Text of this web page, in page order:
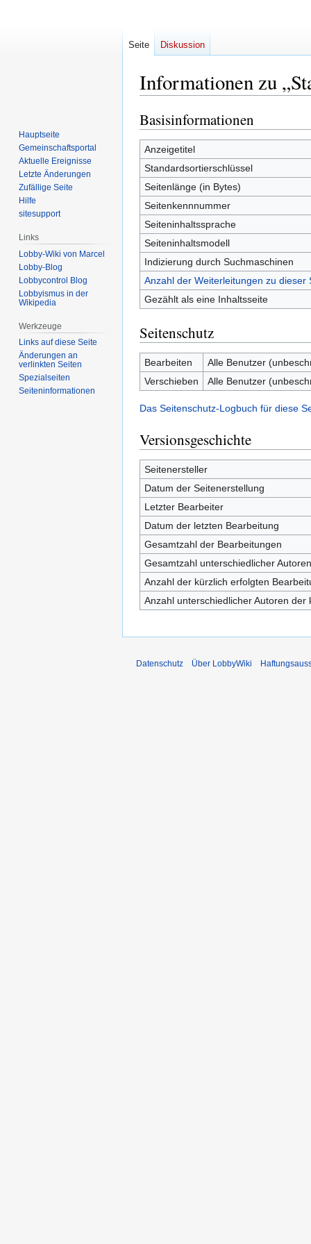
Informationen zu
Zur
Navigation
springen
Zur
Suche
springen
Basisinformationen
Anzeigetitel
Standardsortierschlüssel
Seitenlänge (in Bytes)
Seitenkennnummer
Seiteninhaltssprache
Seiteninhaltsmodell
Indizierung durch Suchmaschinen
Anzahl der Weiterleitungen zu dieser
Gezählt als eine Inhaltsseite
Seitenschutz
Bearbeiten
Alle Benutzer
Verschieben
Alle Benutzer
Das Seitenschutz-Logbuch für diese
Versionsgeschichte
Seitenersteller
Datum der Seitenerstellung
Letzter Bearbeiter
Datum der letzten Bearbeitung
Gesamtzahl der Bearbeitungen
Gesamtzahl unterschiedlicher Autoren
Anzahl der kürzlich erfolgten
Anzahl unterschiedlicher Autoren
Seite Diskussion
Hauptseite
Gemeinschafts­portal
Aktuelle Ereignisse
Letzte Änderungen
Zufällige Seite
Hilfe
sitesupport
Links
Lobby-Wiki von Marcel
Lobby-Blog
Lobbycontrol Blog
Lobbyismus in der
Wikipedia
Werkzeuge
Links auf diese Seite
Änderungen an
verlinkten Seiten
Spezialseiten
Seiten­­informationen
Datenschutz Über LobbyWiki